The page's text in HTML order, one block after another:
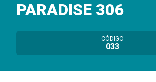
PARADISE 306
CÓDIGO
033